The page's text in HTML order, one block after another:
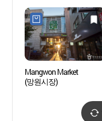
Mangwon Market
(망원시장)